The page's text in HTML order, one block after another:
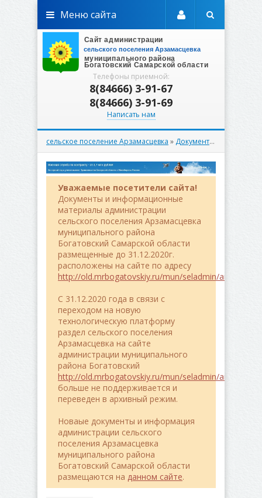
Телефоны приемной:
8(84666) 3-91-67
8(84666) 3-91-69
Написать нам
Меню сайта
сельское поселение Арзамасцевка » Документы
Уважаемые посетители сайта!
Документы и информационные
материалы администрации
сельского поселения Арзамасцевка
муниципального района
Богатовский Самарской области
размещенные до 31.12.2020г.
расположены на сайте по адресу
http://old.mrbogatovskiy.ru/mun/seladmin/
C 31.12.2020 года в связи с
переходом на новую
технологическую платформу
раздел сельского поселения
Арзамасцевка на сайте
администрации муниципального
района Богатовский
http://old.mrbogatovskiy.ru/mun/seladmin/
больше не поддерживается и
переведен в архивный режим.
Новаые документы и информация
администрации сельского
поселения Арзамасцевка
муниципального района
Богатовский Самарской области
размещаются на данном сайте.